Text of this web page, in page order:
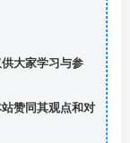
大家学习与参
赞同其观点和对